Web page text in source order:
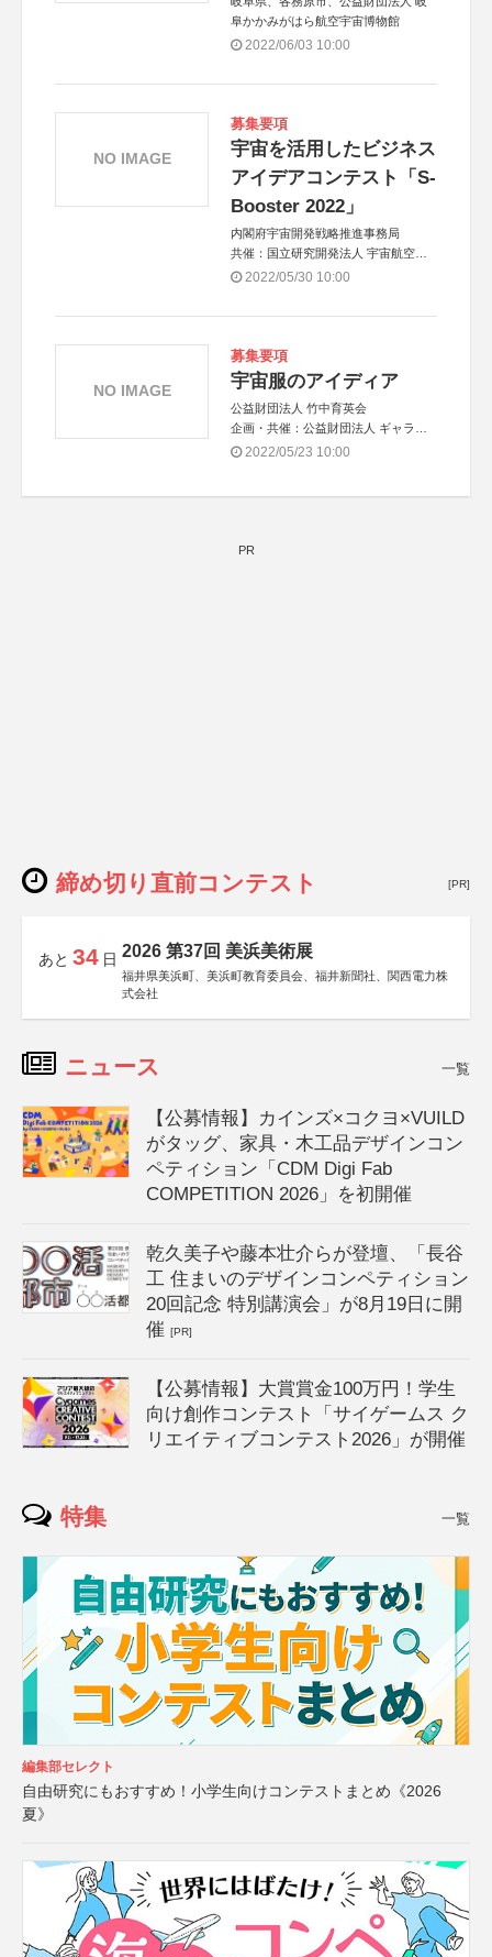
阜かかみがはら航空宇宙博物館
2022/06/03 10:00
募集要項
宇宙を活用したビジネス
アイデアコンテスト「S-
Booster 2022」
内閣府宇宙開発戦略推進事務局
共催：国立研究開発法人 宇宙航空研
究開発機構（JAXA）、国立研究開発
開発機関（GISTDA）
2022/05/30 10:00
NO IMAGE
募集要項
宇宙服のアイディア
公益財団法人 竹中育英会
企画・共催：公益財団法人 ギャラリ
ー エー クワッド
2022/05/23 10:00
NO IMAGE
PR
締め切り直前コンテスト [PR]
あと 34 日 2026 第37回 美浜美術展
福井県美浜町、美浜町教育委員会、福井新聞社、関西電力株
式会社
ニュース 一覧
【公募情報】カインズ×コクヨ×VUILD
がタッグ、家具・木工品デザインコン
ペティション「CDM Digi Fab
COMPETITION 2026」を初開催
乾久美子や藤本壮介らが登壇、「長谷
工 住まいのデザインコンペティション
20回記念 特別講演会」が8月19日に開
催[PR]
【公募情報】大賞賞金100万円！学生
向け創作コンテスト「サイゲームス ク
リエイティブコンテスト2026」が開催
特集 一覧
編集部セレクト
自由研究にもおすすめ！小学生向けコンテストまとめ《2026
夏》